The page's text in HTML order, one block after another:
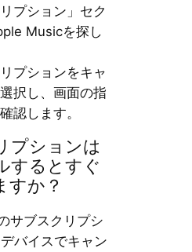
プション」セク
Musicを探し
リプションをキャ
択し、画面の指
認します。
プションは
するとすぐ
すか？
サブスクリプシ
バイスでキャン